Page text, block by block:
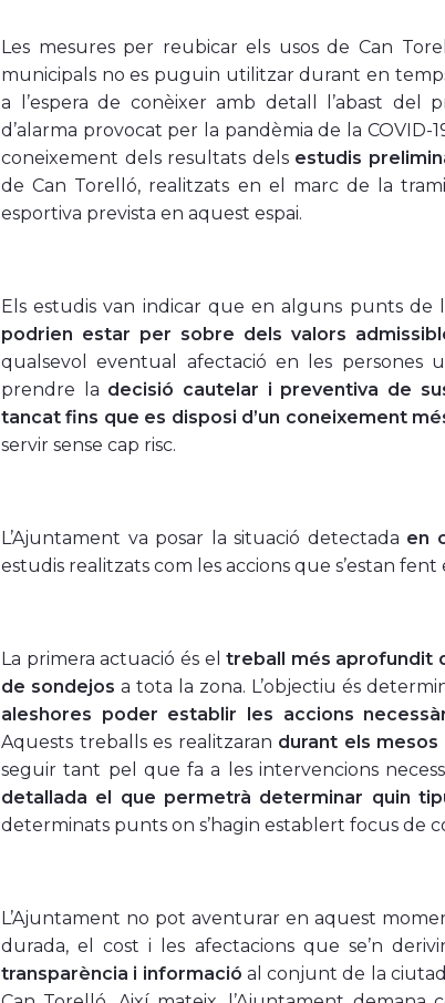
Les mesures per reubicar els usos de Can
municipals no es puguin utilitzar durant en
a l’espera de conèixer amb detall l’abast del
d’alarma provocat per la pandèmia de la COVID-
coneixement dels resultats dels estudis
de Can Torelló, realitzats en el marc de la
esportiva prevista en aquest espai.
Els estudis van indicar que en alguns punts de
podrien estar per sobre dels valors
qualsevol eventual afectació en les persones
prendre la decisió cautelar i preventiva de
tancat fins que es disposi d’un coneixement
servir sense cap risc.
L’Ajuntament va posar la situació detectada en
estudis realitzats com les accions que s’estan
La primera actuació és eltreball més aprofundit
de sondejos a tota la zona. L’objectiu és
aleshores poder establir les accions
Aquests treballs es realitzaran durant els
seguir tant pel que fa a les intervencions
detallada el que permetrà determinar quin
determinats punts on s’hagin establert focus de
L’Ajuntament no pot aventurar en aquest
durada, el cost i les afectacions que se’n
transparència i informació al conjunt de la